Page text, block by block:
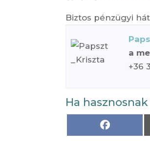
Biztos pénzügyi
a
+36
Ha
Share